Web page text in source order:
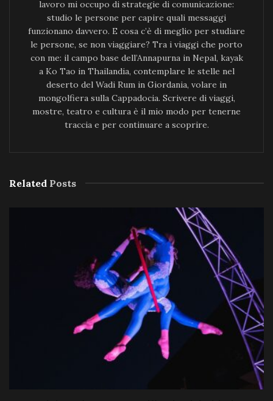
lavoro mi occupo di strategie di comunicazione:
studio le persone per capire quali messaggi
funzionano davvero. E cosa c’è di meglio per studiare
le persone, se non viaggiare? Tra i viaggi che porto
con me: il campo base dell’Annapurna in Nepal, kayak
a Ko Tao in Thailandia, contemplare le stelle nel
deserto del Wadi Rum in Giordania, volare in
mongolfiera sulla Cappadocia. Scrivere di viaggi,
mostre, teatro e cultura è il mio modo per tenerne
traccia e per continuare a scoprire.
Related Posts